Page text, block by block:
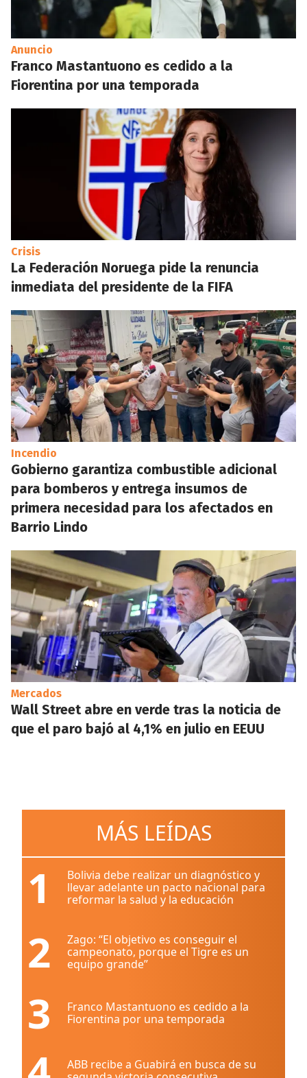
Anuncio
Franco Mastantuono es cedido a la
Fiorentina por una temporada
Crisis
La Federación Noruega pide la renuncia
inmediata del presidente de la FIFA
Incendio
Gobierno garantiza combustible adicional
para bomberos y entrega insumos de
primera necesidad para los afectados en
Barrio Lindo
Mercados
Wall Street abre en verde tras la noticia de
que el paro bajó al 4,1% en julio en EEUU
MÁS LEÍDAS
1
Bolivia debe realizar un diagnóstico y
llevar adelante un pacto nacional para
reformar la salud y la educación
2
Zago: “El objetivo es conseguir el
campeonato, porque el Tigre es un
equipo grande”
3
Franco Mastantuono es cedido a la
Fiorentina por una temporada
ABB recibe a Guabirá en busca de su